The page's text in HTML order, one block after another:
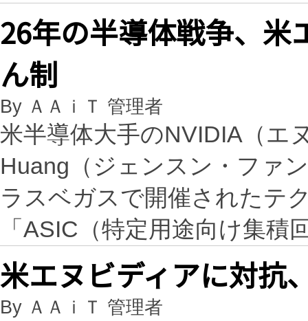
26年の半導体戦争、米
ん制
By ＡＡｉＴ 管理者
米半導体大手のNVIDIA（エ
Huang（ジェンスン・ファ
ラスベガスで開催されたテ
「ASIC（特定用途向け集
米エヌビディアに対抗
By ＡＡｉＴ 管理者